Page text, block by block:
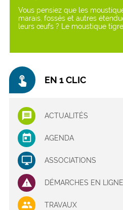
Vous pensiez que les
marais, fossés et autres
leurs œufs ? Le moustique tigre,
touch_app EN 1 CLIC
ACTUALITÉS
AGENDA
ASSOCIATIONS
DÉMARCHES EN LIGNE
TRAVAUX